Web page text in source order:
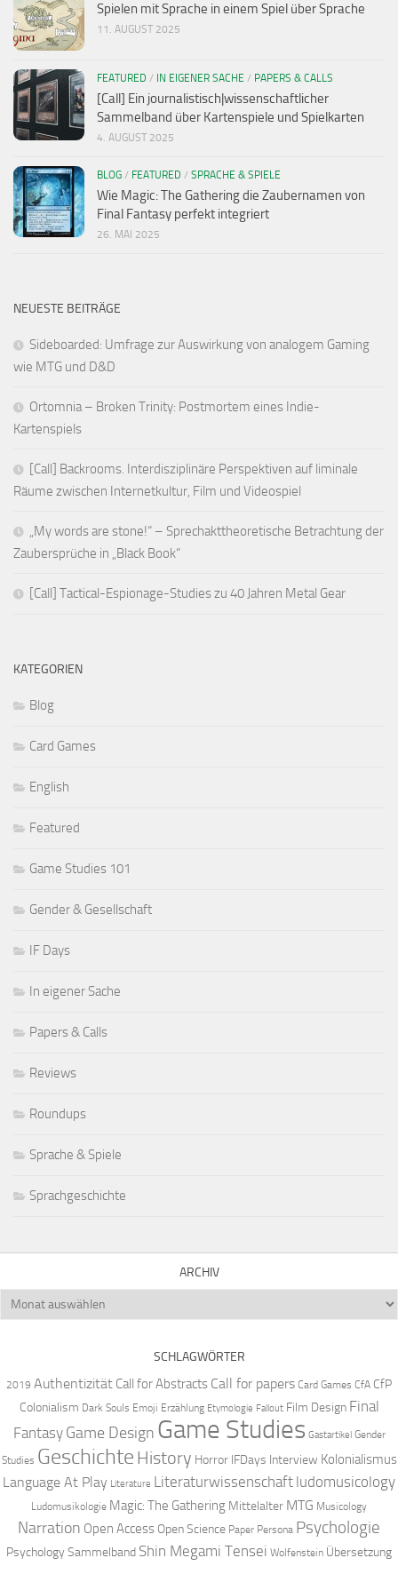
Spielen mit Sprache in einem Spiel über Sprache
11. AUGUST 2025
FEATURED / IN EIGENER SACHE / PAPERS & CALLS
[Call] Ein journalistisch|wissenschaftlicher
Sammelband über Kartenspiele und Spielkarten
4. AUGUST 2025
BLOG / FEATURED / SPRACHE & SPIELE
Wie Magic: The Gathering die Zaubernamen von
Final Fantasy perfekt integriert
26. MAI 2025
NEUESTE BEITRÄGE
Sideboarded: Umfrage zur Auswirkung von analogem Gaming
wie MTG und D&D
Ortomnia – Broken Trinity: Postmortem eines Indie-
Kartenspiels
[Call] Backrooms. Interdisziplinäre Perspektiven auf liminale
Räume zwischen Internetkultur, Film und Videospiel
„My words are stone!“ – Sprechakttheoretische Betrachtung der
Zaubersprüche in „Black Book“
[Call] Tactical-Espionage-Studies zu 40 Jahren Metal Gear
KATEGORIEN
Blog
Card Games
English
Featured
Game Studies 101
Gender & Gesellschaft
IF Days
In eigener Sache
Papers & Calls
Reviews
Roundups
Sprache & Spiele
Sprachgeschichte
ARCHIV
Archiv
SCHLAGWÖRTER
2019 Authentizität Call for Abstracts Call for papers Card Games CfA CfP
Colonialism Dark Souls Emoji Erzählung Etymologie Fallout Film Design Final
Fantasy Game Design Game Studies Gastartikel Gender
Studies Geschichte History Horror IFDays Interview Kolonialismus
Language At Play Literature Literaturwissenschaft ludomusicology
Ludomusikologie Magic: The Gathering Mittelalter MTG Musicology
Narration Open Access Open Science Paper Persona Psychologie
PsychologySammelband Shin Megami Tensei Wolfenstein Übersetzung